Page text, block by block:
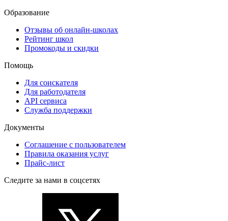
Образование
Отзывы об онлайн-школах
Рейтинг школ
Промокоды и скидки
Помощь
Для соискателя
Для работодателя
API сервиса
Служба поддержки
Документы
Соглашение с пользователем
Правила оказания услуг
Прайс-лист
Следите за нами в соцсетях